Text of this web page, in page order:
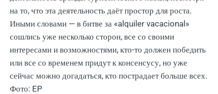
на то, что эта деятельность даёт простор для роста.
Иными словами — в битве за «alquiler vacacional»
сошлись уже несколько сторон, все со своими
интересами и возможностями, кто-то должен победить
или все со временем придут к консенсусу, но уже
сейчас можно догадаться, кто пострадает больше всех.
Фото: EP